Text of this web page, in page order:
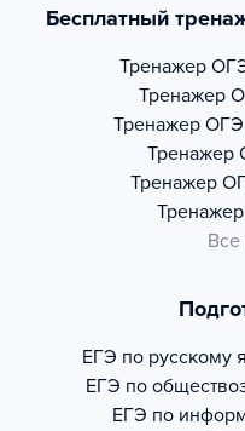
Бесплатный
Тренажер
Тренажер
Тренажер ОГЭ
Тренажер
Тренажер
Тренажер
ЕГЭ по русскому
ЕГЭ по
ЕГЭ по